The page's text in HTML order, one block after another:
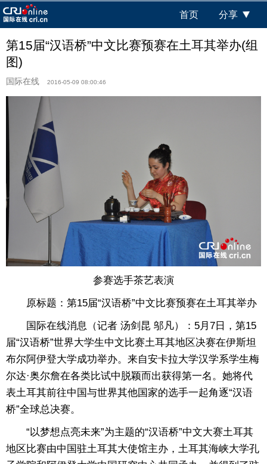
首页 分享
第15届“汉语桥”中文比赛预赛在土耳其举办(组
图)
国际在线 2016-05-09 08:00:46
参赛选手茶艺表演
原标题：第15届“汉语桥”中文比赛预赛在土耳其举办
国际在线消息（记者 汤剑昆 邬凡）：5月7日，第15
届“汉语桥”世界大学生中文比赛土耳其地区决赛在伊斯坦
布尔阿伊登大学成功举办。来自安卡拉大学汉学系学生梅
尔达·奥尔詹在各类比试中脱颖而出获得第一名。她将代
表土耳其前往中国与世界其他国家的选手一起角逐“汉语
桥”全球总决赛。
“以梦想点亮未来”为主题的“汉语桥”中文大赛土耳其
地区比赛由中国驻土耳其大使馆主办，土耳其海峡大学孔